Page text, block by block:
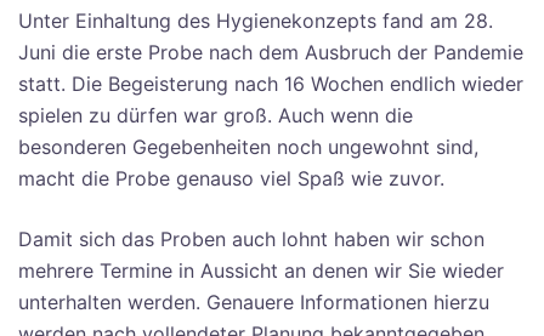
Unter Einhaltung des Hygienekonzepts fand am 28.
Juni die erste Probe nach dem Ausbruch der Pandemie
statt. Die Begeisterung nach 16 Wochen endlich wieder
spielen zu dürfen war groß. Auch wenn die
besonderen Gegebenheiten noch ungewohnt sind,
macht die Probe genauso viel Spaß wie zuvor.
Damit sich das Proben auch lohnt haben wir schon
mehrere Termine in Aussicht an denen wir Sie wieder
unterhalten werden. Genauere Informationen hierzu